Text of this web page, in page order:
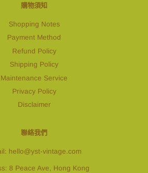
購物須知
Shopping Notes
Payment Method
Refund Policy
Shipping Policy
Maintenance Service
Privacy Policy
Disclaimer
聯絡我們
hello@yst-vintage.com
8 Peace Ave, Hong Kong